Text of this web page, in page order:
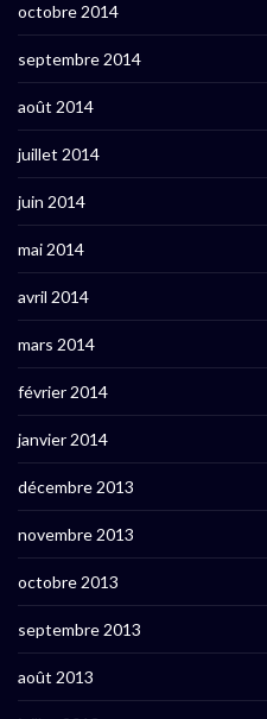
octobre 2014
septembre 2014
août 2014
juillet 2014
juin 2014
mai 2014
avril 2014
mars 2014
février 2014
janvier 2014
décembre 2013
novembre 2013
octobre 2013
septembre 2013
août 2013